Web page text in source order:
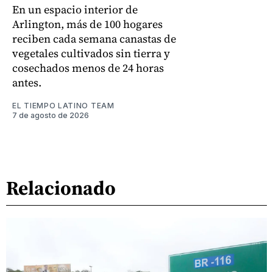
En un espacio interior de
Arlington, más de 100 hogares
reciben cada semana canastas de
vegetales cultivados sin tierra y
cosechados menos de 24 horas
antes.
EL TIEMPO LATINO TEAM
7 de agosto de 2026
Relacionado